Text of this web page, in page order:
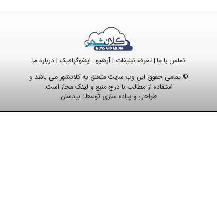
تماس با ما |تعرفه تبلیغات |آرشیو | اینفوگرافیک |درباره ما
© تمامی حقوق این وب سایت متعلق به کلانشهر می باشد و
استفاده از مطالب با درج منبع و لینک مجاز است.
طراحی و پیاده سازی توسط: بیدسان